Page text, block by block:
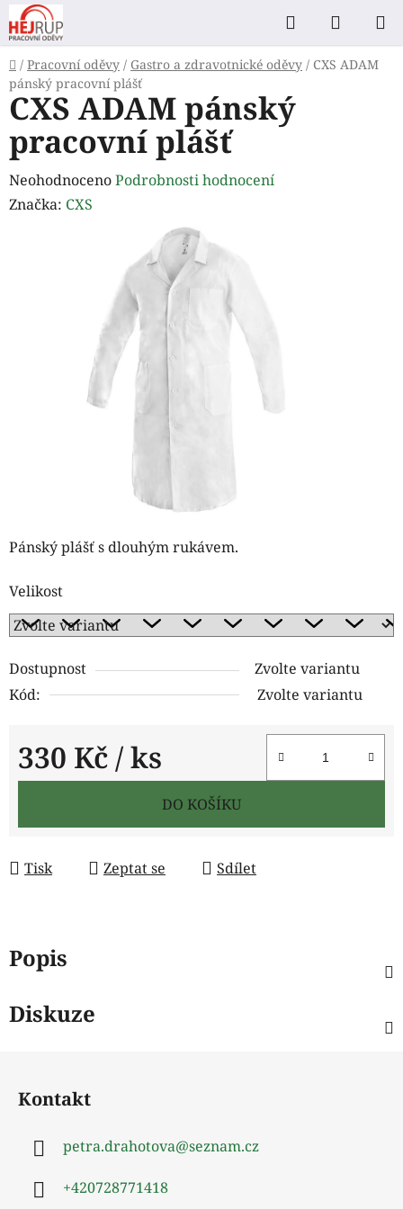
Přejít
na
obsah
Hledat
KOŠÍK
Domů
/ Pracovní oděvy / Gastro a zdravotnické oděvy / CXS ADAM
pánský pracovní plášť
Pánský plášť s dlouhým rukávem.
Velikost
Dostupnost
Zvolte variantu
Kód:
Zvolte variantu
330 Kč / ks
Měrná cena:
DO KOŠÍKU
Tisk Zeptat se Sdílet
CXS ADAM pánský
pracovní plášť
Průměrné
hodnocení
NeohodnocenoPodrobnosti hodnocení
Značka: CXS
Popis
Diskuze
Kontakt
petra.drahotova@seznam.cz
+420728771418